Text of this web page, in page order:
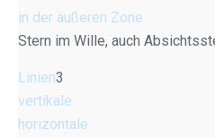
in der äußeren Zone
Stern im Wille, auch
Linien3
vertikale
horizontale